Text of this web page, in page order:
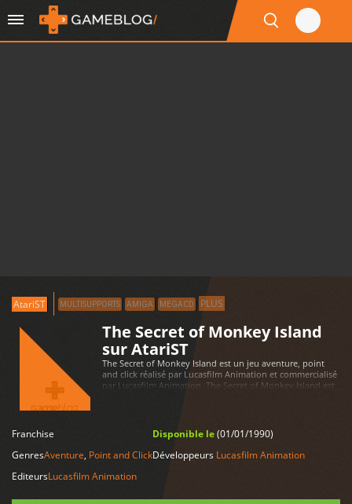
AtariST MULTISUPPORTS AMIGA MEGACD PLUS
The Secret of Monkey Island
sur AtariST
The Secret of Monkey Island est un jeu aventure, point
and click réalisé par Lucasfilm Animation et commercialisé
par Lucasfilm Animation. The Secret of Monkey Island est
disponible sur Atari ST
LIRE PLUS
Franchise
GenresAventure, Point and Click
EditeursLucasfilm Animation
Disponible le(01/01/1990)
Développeurs Lucasfilm Animation